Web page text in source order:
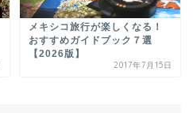
メキシコ旅行が楽しくなる！
おすすめガイドブック７選
【2026版】
2017年7月15日